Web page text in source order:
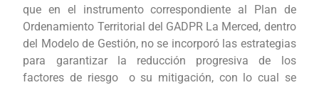
que en el instrumento correspondiente al Plan de
Ordenamiento Territorial del GADPR La Merced, dentro
del Modelo de Gestión, no se incorporó las estrategias
para garantizar la reducción progresiva de los
factores de riesgo o su mitigación, con lo cual se